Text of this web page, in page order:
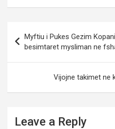
navigation
Myftiu i Pukes Gezim
besimtaret mysliman ne
Vijojne takimet ne
Leave a Reply